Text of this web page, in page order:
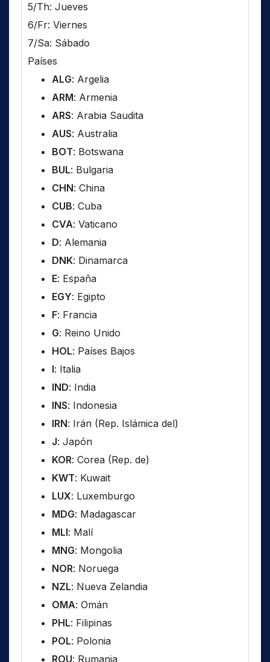
5/Th: Jueves
6/Fr: Viernes
7/Sa: Sábado
Países
ALG: Argelia
ARM: Armenia
ARS: Arabia Saudita
AUS: Australia
BOT: Botswana
BUL: Bulgaria
CHN: China
CUB: Cuba
CVA: Vaticano
D: Alemania
DNK: Dinamarca
E: España
EGY: Egipto
F: Francia
G: Reino Unido
HOL: Países Bajos
I: Italia
IND: India
INS: Indonesia
IRN: Irán (Rep. Islámica del)
J: Japón
KOR: Corea (Rep. de)
KWT: Kuwait
LUX: Luxemburgo
MDG: Madagascar
MLI: Malí
MNG: Mongolia
NOR: Noruega
NZL: Nueva Zelandia
OMA: Omán
PHL: Filipinas
POL: Polonia
ROU: Rumania